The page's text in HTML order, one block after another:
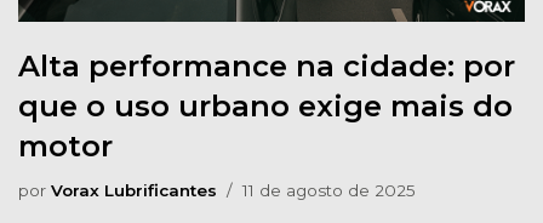
Alta performance na cidade: por
que o uso urbano exige mais do
motor
por Vorax Lubrificantes 11 de agosto de 2025